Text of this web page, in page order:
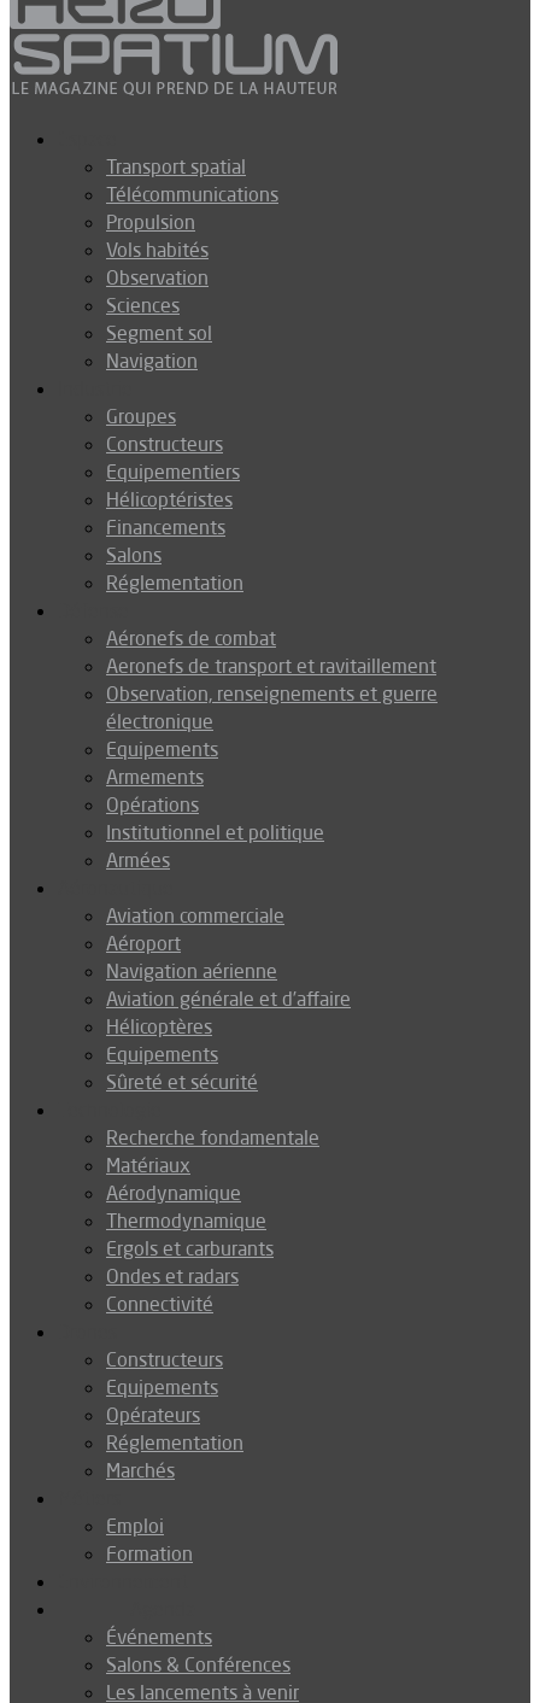
Transport spatial
Télécommunications
Propulsion
Vols habités
Observation
Sciences
Segment sol
Navigation
Groupes
Constructeurs
Equipementiers
Hélicoptéristes
Financements
Salons
Réglementation
Aéronefs de combat
Aeronefs de transport et ravitaillement
Observation, renseignements et guerre
électronique
Equipements
Armements
Opérations
Institutionnel et politique
Armées
Aviation commerciale
Aéroport
Navigation aérienne
Aviation générale et d’affaire
Hélicoptères
Equipements
Sûreté et sécurité
Recherche fondamentale
Matériaux
Aérodynamique
Thermodynamique
Ergols et carburants
Ondes et radars
Connectivité
Constructeurs
Equipements
Opérateurs
Réglementation
Marchés
Emploi
Formation
Événements
Salons & Conférences
Les lancements à venir